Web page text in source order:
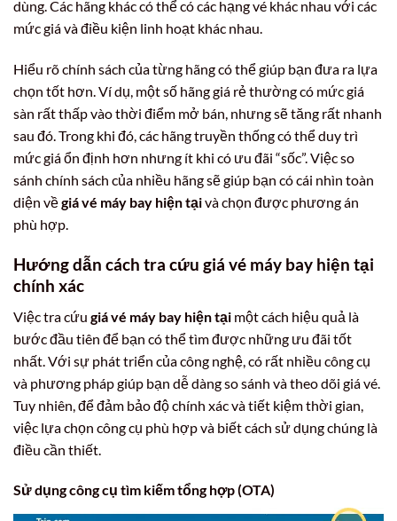
dùng. Các hãng khác có thể có các hạng vé khác nhau với các
mức giá và điều kiện linh hoạt khác nhau.
Hiểu rõ chính sách của từng hãng có thể giúp bạn đưa ra lựa
chọn tốt hơn. Ví dụ, một số hãng giá rẻ thường có mức giá
sàn rất thấp vào thời điểm mở bán, nhưng sẽ tăng rất nhanh
sau đó. Trong khi đó, các hãng truyền thống có thể duy trì
mức giá ổn định hơn nhưng ít khi có ưu đãi “sốc”. Việc so
sánh chính sách của nhiều hãng sẽ giúp bạn có cái nhìn toàn
diện vềgiá vé máy bay hiện tạivà chọn được phương án
phù hợp.
Hướng dẫn cách tra cứu giá vé máy bay hiện tại
chính xác
Việc tra cứu giá vé máy bay hiện tại một cách hiệu quả là
bước đầu tiên để bạn có thể tìm được những ưu đãi tốt
nhất. Với sự phát triển của công nghệ, có rất nhiều công cụ
và phương pháp giúp bạn dễ dàng so sánh và theo dõi giá vé.
Tuy nhiên, để đảm bảo độ chính xác và tiết kiệm thời gian,
việc lựa chọn công cụ phù hợp và biết cách sử dụng chúng là
điều cần thiết.
Sử dụng công cụ tìm kiếm tổng hợp (OTA)